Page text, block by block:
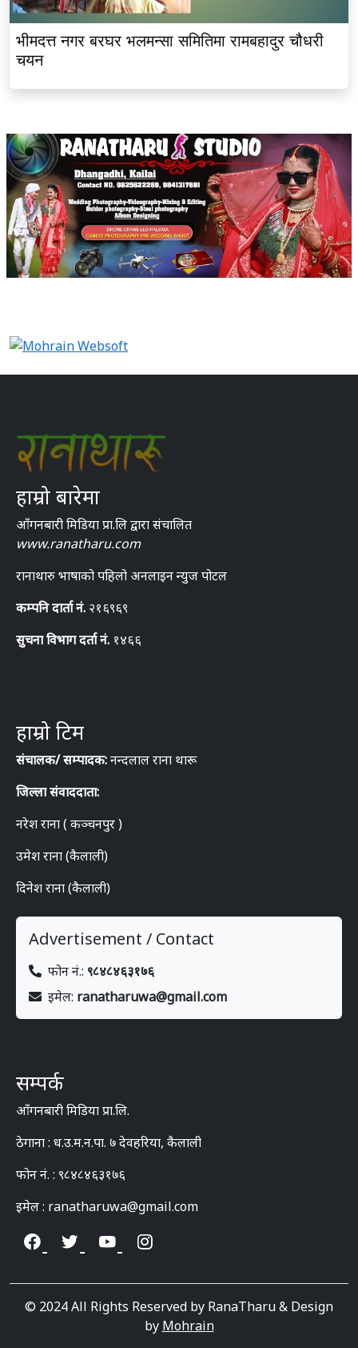
भीमदत्त नगर बरघर भलमन्सा समितिमा रामबहादुर चौधरी
चयन
हाम्रो बारेमा
आँगनबारी मिडिया प्रा.लि द्वारा संचालित
www.ranatharu.com
रानाथारु भाषाको पहिलो अनलाइन न्युज पोटल
कम्पनि दार्ता नं. २१६९६९
सुचना विभाग दर्ता नं. १४६६
हाम्रो टिम
संचालक/ सम्पादक:नन्दलाल राना थारू
जिल्ला संवाददाता:
नरेश राना ( कञ्चनपुर )
उमेश राना (कैलाली)
दिनेश राना (कैलाली)
Advertisement / Contact
फोन नं.: ९८४८४६३१७६
इमेल: ranatharuwa@gmail.com
सम्पर्क
आँगनबारी मिडिया प्रा.लि.
ठेगाना : ध.उ.म.न.पा. ७ देवहरिया, कैलाली
फोन नं. : ९८४८४६३१७६
इमेल : ranatharuwa@gmail.com
© 2024 All Rights Reserved by RanaTharu & Design
by Mohrain